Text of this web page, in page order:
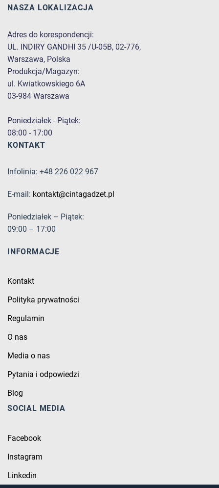
NASZA LOKALIZACJA
Adres do korespondencji:
UL. INDIRY GANDHI 35 /U-05B, 02-776,
Warszawa, Polska
Produkcja/Magazyn:
ul. Kwiatkowskiego 6A
03-984 Warszawa
Poniedziałek - Piątek:
08:00 - 17:00
KONTAKT
Infolinia: +48 226 022 967
E-mail: kontakt@cintagadzet.pl
Poniedziałek – Piątek:
09:00 – 17:00
INFORMACJE
Kontakt
Polityka prywatności
Regulamin
O nas
Media o nas
Pytania i odpowiedzi
Blog
SOCIAL MEDIA
Facebook
Instagram
Linkedin